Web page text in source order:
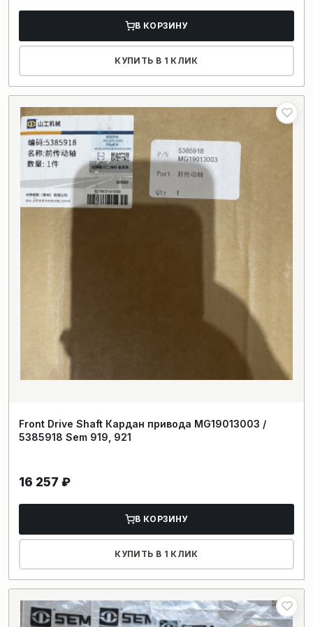
В КОРЗИНУ
КУПИТЬ В 1 КЛИК
Front Drive Shaft Кардан привода MG19013003 /
5385918 Sem 919, 921
16 257 ₽
В КОРЗИНУ
КУПИТЬ В 1 КЛИК